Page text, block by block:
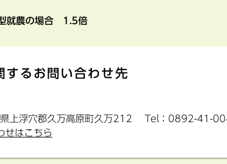
就農の場合 1.5倍
するお問い合わせ先
上浮穴郡久万高原町久万212 Tel：0892-41-
せはこちら